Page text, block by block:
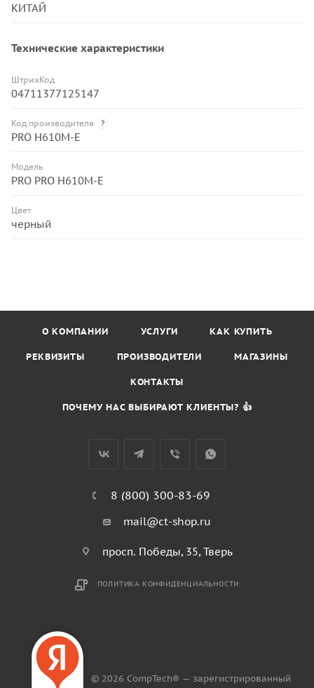
КИТАЙ
Технические характеристики
ШтрихКод
04711377125147
Код производителя ?
PRO H610M-E
Модель
PRO PRO H610M-E
Цвет
черный
О КОМПАНИИ УСЛУГИ КАК КУПИТЬ
РЕКВИЗИТЫ ПРОИЗВОДИТЕЛИ МАГАЗИНЫ
КОНТАКТЫ
ПОЧЕМУ НАС ВЫБИРАЮТ КЛИЕНТЫ? 👍
8 (800) 300-83-69
mail@ct-shop.ru
просп. Победы, 35, Тверь
ПОЛИТИКА КОНФИДЕНЦИАЛЬНОСТИ
© 2026 CompTech® — зарегистрированный